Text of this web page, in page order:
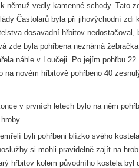
němuž vedly kamenné schody. Tato
Častolarů byla při jihovýchodní zdi
dosavadní hřbitov nedostačoval,
zde byla pohřbena neznámá
náhle v Loučeji. Po jejím pohřbu
novém hřbitově pohřbeno 40
v prvních letech bylo na něm
byli pohřbeni blízko svého
si mohli pravidelně zajít na
hřbitov kolem původního kostela byl